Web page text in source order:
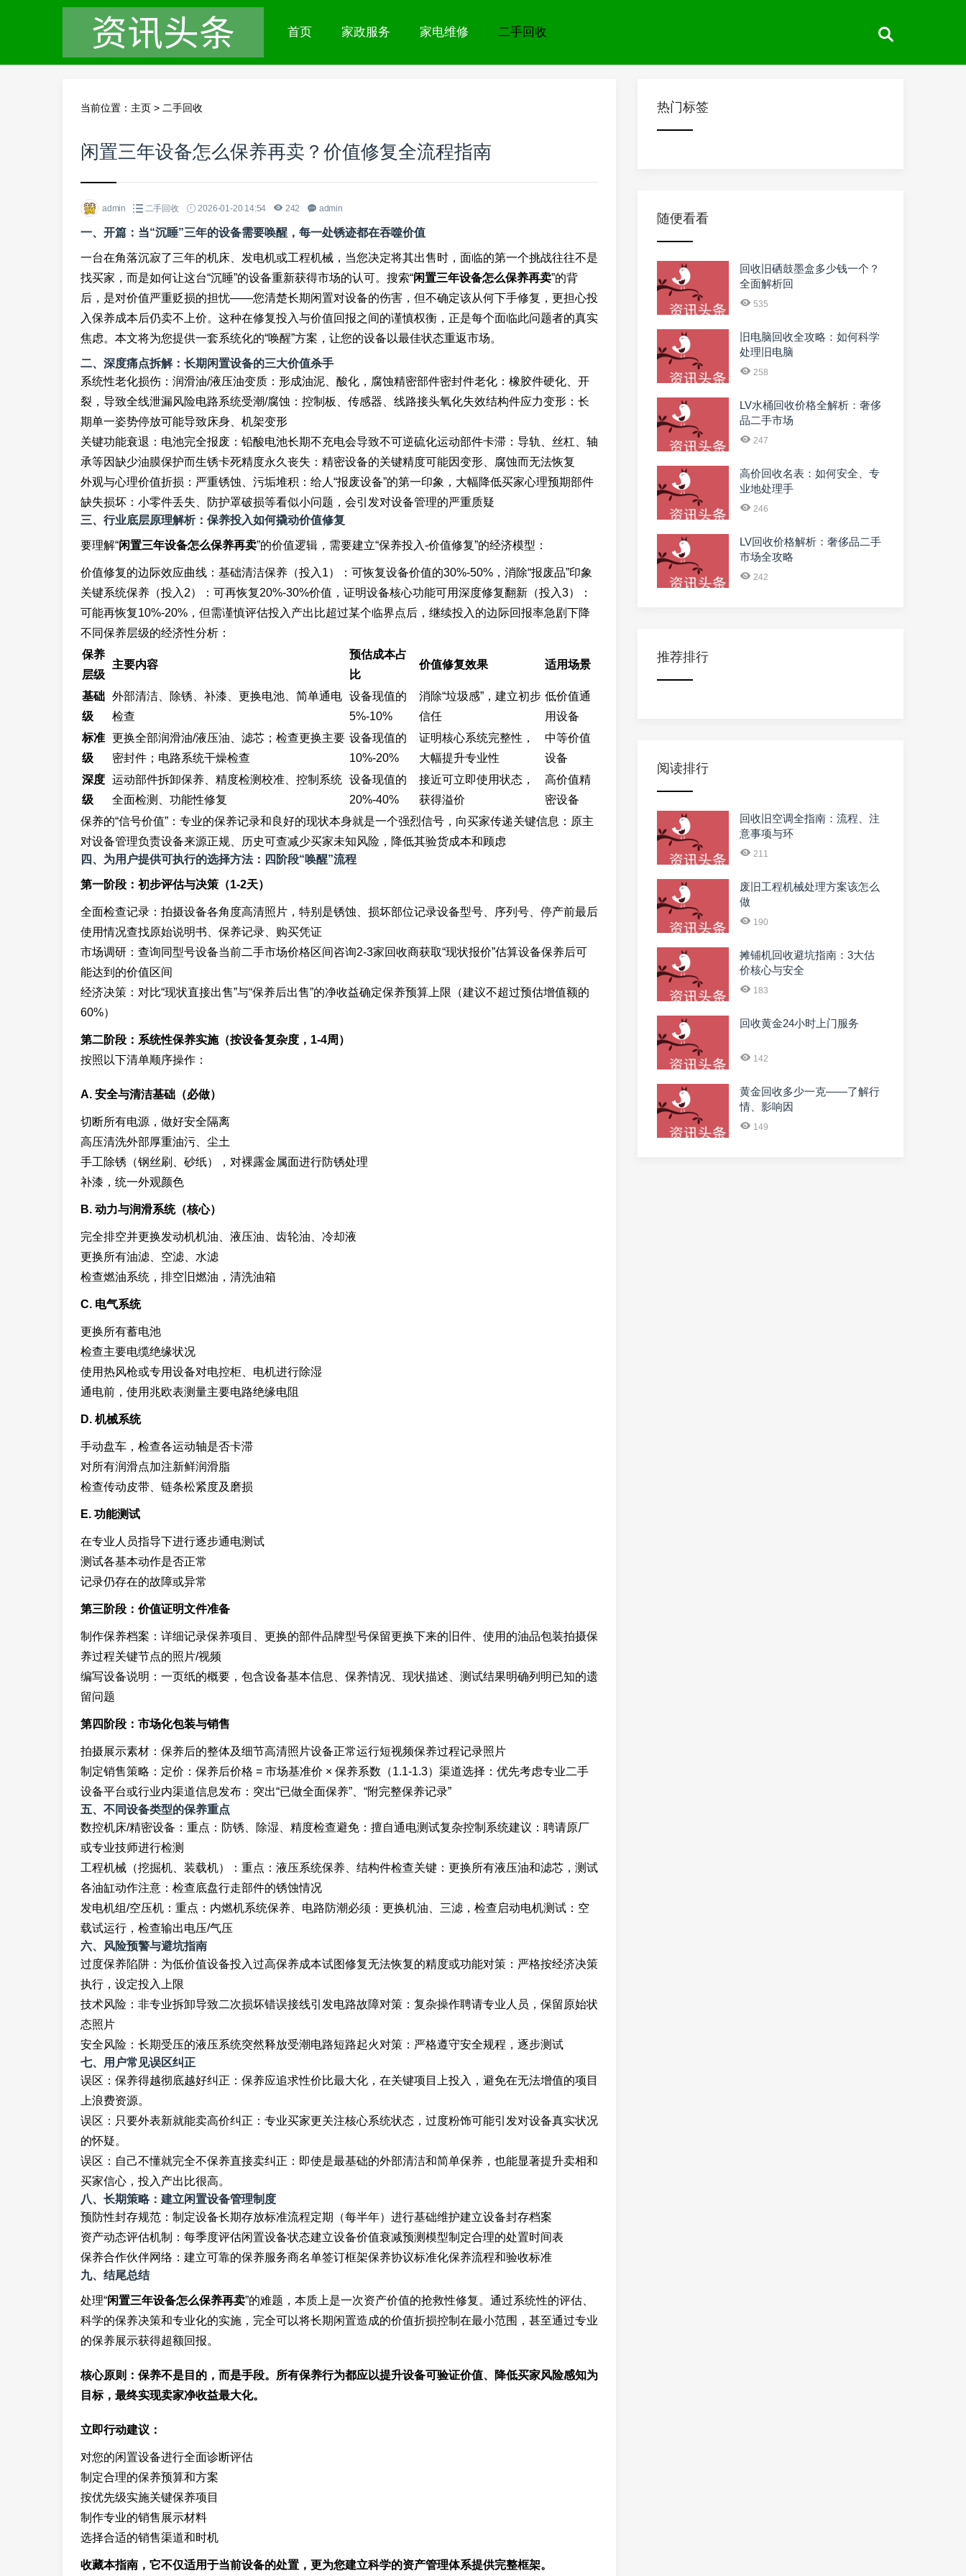
首页 家政服务 家电维修 二手回收
当前位置： 主页 > 二手回收
闲置三年设备怎么保养再卖？价值修复全流程指南
admin 二手回收 2026-01-20 14:54 242 admin
一、开篇：当“沉睡”三年的设备需要唤醒，每一处锈迹都在吞噬价值
一台在角落沉寂了三年的机床、发电机或工程机械，当您决定将其出售时，面临的第一个挑战往往不是
找买家，而是如何让这台“沉睡”的设备重新获得市场的认可。搜索“闲置三年设备怎么保养再卖”的背
后，是对价值严重贬损的担忧——您清楚长期闲置对设备的伤害，但不确定该从何下手修复，更担心投
入保养成本后仍卖不上价。这种在修复投入与价值回报之间的谨慎权衡，正是每个面临此问题者的真实
焦虑。本文将为您提供一套系统化的“唤醒”方案，让您的设备以最佳状态重返市场。
二、深度痛点拆解：长期闲置设备的三大价值杀手
系统性老化损伤：润滑油/液压油变质：形成油泥、酸化，腐蚀精密部件密封件老化：橡胶件硬化、开
裂，导致全线泄漏风险电路系统受潮/腐蚀：控制板、传感器、线路接头氧化失效结构件应力变形：长
期单一姿势停放可能导致床身、机架变形
关键功能衰退：电池完全报废：铅酸电池长期不充电会导致不可逆硫化运动部件卡滞：导轨、丝杠、轴
承等因缺少油膜保护而生锈卡死精度永久丧失：精密设备的关键精度可能因变形、腐蚀而无法恢复
外观与心理价值折损：严重锈蚀、污垢堆积：给人“报废设备”的第一印象，大幅降低买家心理预期部件
缺失损坏：小零件丢失、防护罩破损等看似小问题，会引发对设备管理的严重质疑
三、行业底层原理解析：保养投入如何撬动价值修复
要理解“闲置三年设备怎么保养再卖”的价值逻辑，需要建立“保养投入-价值修复”的经济模型：
价值修复的边际效应曲线：基础清洁保养（投入1）：可恢复设备价值的30%-50%，消除“报废品”印象
关键系统保养（投入2）：可再恢复20%-30%价值，证明设备核心功能可用深度修复翻新（投入3）：
可能再恢复10%-20%，但需谨慎评估投入产出比超过某个临界点后，继续投入的边际回报率急剧下降
不同保养层级的经济性分析：
保养
层级
主要内容
预估成本占
比
价值修复效果 适用场景
基础
级
外部清洁、除锈、补漆、更换电池、简单通电
检查
设备现值的
5%-10%
消除“垃圾感”，建立初步
信任
低价值通
用设备
标准
级
更换全部润滑油/液压油、滤芯；检查更换主要
密封件；电路系统干燥检查
设备现值的
10%-20%
证明核心系统完整性，
大幅提升专业性
中等价值
设备
深度
级
运动部件拆卸保养、精度检测校准、控制系统
全面检测、功能性修复
设备现值的
20%-40%
接近可立即使用状态，
获得溢价
高价值精
密设备
保养的“信号价值”：专业的保养记录和良好的现状本身就是一个强烈信号，向买家传递关键信息：原主
对设备管理负责设备来源正规、历史可查减少买家未知风险，降低其验货成本和顾虑
四、为用户提供可执行的选择方法：四阶段“唤醒”流程
第一阶段：初步评估与决策（1-2天）
全面检查记录：拍摄设备各角度高清照片，特别是锈蚀、损坏部位记录设备型号、序列号、停产前最后
使用情况查找原始说明书、保养记录、购买凭证
市场调研：查询同型号设备当前二手市场价格区间咨询2-3家回收商获取“现状报价”估算设备保养后可
能达到的价值区间
经济决策：对比“现状直接出售”与“保养后出售”的净收益确定保养预算上限（建议不超过预估增值额的
60%）
第二阶段：系统性保养实施（按设备复杂度，1-4周）
按照以下清单顺序操作：
A. 安全与清洁基础（必做）
切断所有电源，做好安全隔离
高压清洗外部厚重油污、尘土
手工除锈（钢丝刷、砂纸），对裸露金属面进行防锈处理
补漆，统一外观颜色
B. 动力与润滑系统（核心）
完全排空并更换发动机机油、液压油、齿轮油、冷却液
更换所有油滤、空滤、水滤
检查燃油系统，排空旧燃油，清洗油箱
C. 电气系统
更换所有蓄电池
检查主要电缆绝缘状况
使用热风枪或专用设备对电控柜、电机进行除湿
通电前，使用兆欧表测量主要电路绝缘电阻
D. 机械系统
手动盘车，检查各运动轴是否卡滞
对所有润滑点加注新鲜润滑脂
检查传动皮带、链条松紧度及磨损
E. 功能测试
在专业人员指导下进行逐步通电测试
测试各基本动作是否正常
记录仍存在的故障或异常
第三阶段：价值证明文件准备
制作保养档案：详细记录保养项目、更换的部件品牌型号保留更换下来的旧件、使用的油品包装拍摄保
养过程关键节点的照片/视频
编写设备说明：一页纸的概要，包含设备基本信息、保养情况、现状描述、测试结果明确列明已知的遗
留问题
第四阶段：市场化包装与销售
拍摄展示素材：保养后的整体及细节高清照片设备正常运行短视频保养过程记录照片
制定销售策略：定价：保养后价格 = 市场基准价 × 保养系数（1.1-1.3）渠道选择：优先考虑专业二手
设备平台或行业内渠道信息发布：突出“已做全面保养”、“附完整保养记录”
五、不同设备类型的保养重点
数控机床/精密设备：重点：防锈、除湿、精度检查避免：擅自通电测试复杂控制系统建议：聘请原厂
或专业技师进行检测
工程机械（挖掘机、装载机）：重点：液压系统保养、结构件检查关键：更换所有液压油和滤芯，测试
各油缸动作注意：检查底盘行走部件的锈蚀情况
发电机组/空压机：重点：内燃机系统保养、电路防潮必须：更换机油、三滤，检查启动电机测试：空
载试运行，检查输出电压/气压
六、风险预警与避坑指南
过度保养陷阱：为低价值设备投入过高保养成本试图修复无法恢复的精度或功能对策：严格按经济决策
执行，设定投入上限
技术风险：非专业拆卸导致二次损坏错误接线引发电路故障对策：复杂操作聘请专业人员，保留原始状
态照片
安全风险：长期受压的液压系统突然释放受潮电路短路起火对策：严格遵守安全规程，逐步测试
七、用户常见误区纠正
误区：保养得越彻底越好纠正：保养应追求性价比最大化，在关键项目上投入，避免在无法增值的项目
上浪费资源。
误区：只要外表新就能卖高价纠正：专业买家更关注核心系统状态，过度粉饰可能引发对设备真实状况
的怀疑。
误区：自己不懂就完全不保养直接卖纠正：即使是最基础的外部清洁和简单保养，也能显著提升卖相和
买家信心，投入产出比很高。
八、长期策略：建立闲置设备管理制度
预防性封存规范：制定设备长期存放标准流程定期（每半年）进行基础维护建立设备封存档案
资产动态评估机制：每季度评估闲置设备状态建立设备价值衰减预测模型制定合理的处置时间表
保养合作伙伴网络：建立可靠的保养服务商名单签订框架保养协议标准化保养流程和验收标准
九、结尾总结
处理“闲置三年设备怎么保养再卖”的难题，本质上是一次资产价值的抢救性修复。通过系统性的评估、
科学的保养决策和专业化的实施，完全可以将长期闲置造成的价值折损控制在最小范围，甚至通过专业
的保养展示获得超额回报。
核心原则：保养不是目的，而是手段。所有保养行为都应以提升设备可验证价值、降低买家风险感知为
目标，最终实现卖家净收益最大化。
立即行动建议：
对您的闲置设备进行全面诊断评估
制定合理的保养预算和方案
按优先级实施关键保养项目
制作专业的销售展示材料
选择合适的销售渠道和时机
收藏本指南，它不仅适用于当前设备的处置，更为您建立科学的资产管理体系提供完整框架。
热门标签
随便看看
回收旧硒鼓墨盒多少钱一个？
全面解析回
535
旧电脑回收全攻略：如何科学
处理旧电脑
258
LV水桶回收价格全解析：奢侈
品二手市场
247
高价回收名表：如何安全、专
业地处理手
246
LV回收价格解析：奢侈品二手
市场全攻略
242
推荐排行
阅读排行
回收旧空调全指南：流程、注
意事项与环
211
废旧工程机械处理方案该怎么
做
190
摊铺机回收避坑指南：3大估
价核心与安全
183
回收黄金24小时上门服务
142
黄金回收多少一克——了解行
情、影响因
149